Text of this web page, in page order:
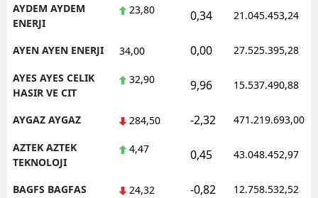
AYDEM AYDEM
ENERJI
23,80 0,34 21.045.453,24
AYEN AYEN ENERJI 34,00 0,00 27.525.395,28
AYES AYES CELIK
HASIR VE CIT
32,90 9,96 15.537.490,88
AYGAZ AYGAZ 284,50 -2,32 471.219.693,00
AZTEK AZTEK
TEKNOLOJI
4,47 0,45 43.048.452,97
BAGFS BAGFAS 24,32 -0,82 12.758.532,52